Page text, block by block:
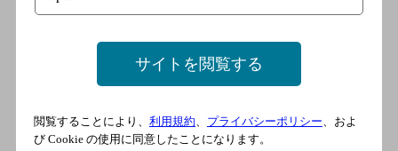
ヨプ新橋店
サイトを閲覧する
閲覧することにより、 利用規約 プライバシーポリシー 、およ
び Cookie の使用に同意したことになります。